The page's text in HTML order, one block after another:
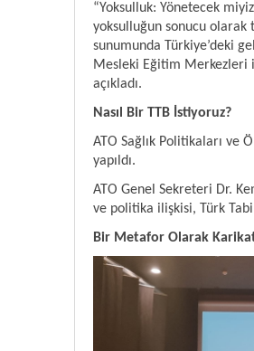
“Yoksulluk: Yönetecek
yoksulluğun sonucu olarak
sunumunda Türkiye’deki
Mesleki Eğitim Merkezleri
açıkladı.
Nasıl Bir TTB İstiyoruz?
ATO Sağlık Politikaları ve
yapıldı.
ATO Genel Sekreteri Dr.
ve politika ilişkisi, Türk
Bir Metafor Olarak